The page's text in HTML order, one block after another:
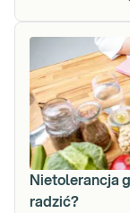
Nietolerancja
radzić?